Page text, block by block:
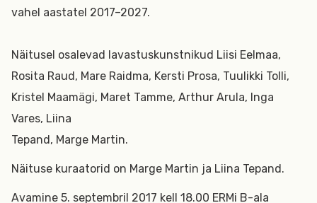
vahel aastatel 2017–2027.
Näitusel osalevad lavastuskunstnikud Liisi Eelmaa,
Rosita Raud, Mare Raidma, Kersti Prosa, Tuulikki Tolli,
Kristel Maamägi, Maret Tamme, Arthur Arula, Inga
Vares, Liina
Tepand, Marge Martin.
Näituse kuraatorid on Marge Martin ja Liina Tepand.
Avamine 5. septembril 2017 kell 18.00 ERMi B-ala